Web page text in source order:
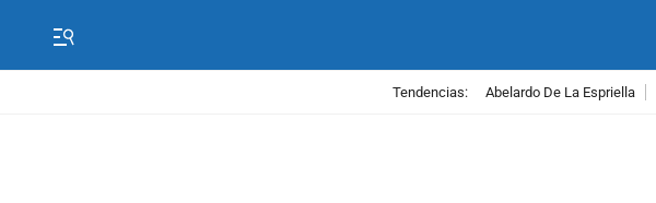
Tendencias: Abelardo De La Espriella